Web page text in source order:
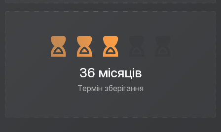
36 місяців
Термін зберігання